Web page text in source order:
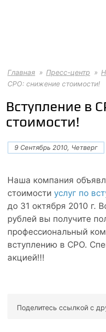
Главная Пресс-центр
СРО: снижение стоимости!
Вступление в
стоимости!
9 Сентябрь 2010, Четверг
Наша компания
стоимости услуг по
до 31 октября 2010 г.
рублей вы получите
профессиональный
вступлению в СРО.
акцией!!!
Поделитесь ссылкой с